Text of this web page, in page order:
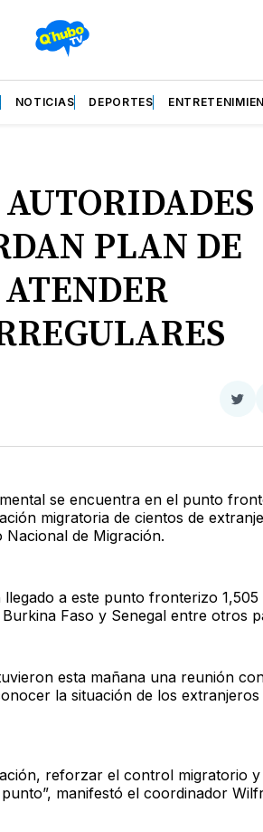
NOTICIAS DEPORTES
PLAN DE
se encuentra en el punto
migratoria de cientos de
Nacional de Migración.
a este punto fronterizo
Faso y Senegal entre otros
esta mañana una reunión
la situación de los
reforzar el control migratorio y
manifestó el coordinador